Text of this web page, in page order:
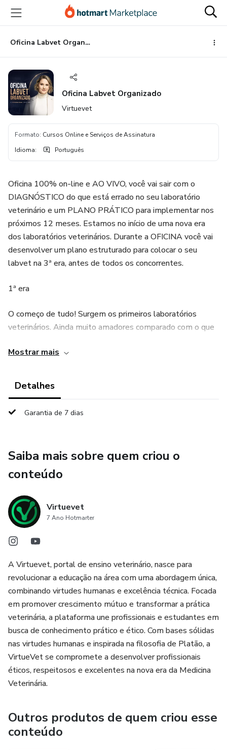
para
conteúdo
principal
para
pagamento
para
rodapé
Oficina Labvet Organizado
Oficina Labvet Organizado
Virtuevet
Formato: Cursos Online e Serviços de Assinatura
Idioma: Português
Oficina 100% on-line e AO VIVO, você vai sair com o
DIAGNÓSTICO do que está errado no seu laboratório
veterinário e um PLANO PRÁTICO para implementar nos
próximos 12 meses. Estamos no início de uma nova era
dos laboratórios veterinários. Durante a OFICINA você vai
desenvolver um plano estruturado para colocar o seu
labvet na 3ª era, antes de todos os concorrentes.
1ª era
O começo de tudo! Surgem os primeiros laboratórios
veterinários. Ainda muito amadores comparado com o que
A profissionalização da operação.Os técnicos e medvets
exames começam a ter mais controle, a qualidade sobe e
⚠️ A maioria dos laboratórios ainda sofre na 2ª era, sequer
têm controle de qualidade.
3ª era
O melhor momento para se destacar. Estamos no início da
3ª era. Não basta só saber fazer exames, você precisa
pensar o laboratório como EMPRESA e dominar as 3
habilidades mais importantes para o sucesso do seu
negócio: gestão, marketing e vendas.
Não fique para trás na evolução do seu laboratório. A 3ª
era já começou e apenas os laboratórios preparados vão
prosperar nos próximos anos.
Mostrar mais
Detalhes
Garantia de 7 dias
Saiba mais sobre quem criou o
conteúdo
Virtuevet
7 Ano Hotmarter
A Virtuevet, portal de ensino veterinário, nasce para
revolucionar a educação na área com uma abordagem única,
combinando virtudes humanas e excelência técnica. Focada
em promover crescimento mútuo e transformar a prática
veterinária, a plataforma une profissionais e estudantes em
busca de conhecimento prático e ético. Com bases sólidas
nas virtudes humanas e inspirada na filosofia de Platão, a
VirtueVet se compromete a desenvolver profissionais
éticos, respeitosos e excelentes na nova era da Medicina
Veterinária.
Outros produtos de quem criou esse
conteúdo